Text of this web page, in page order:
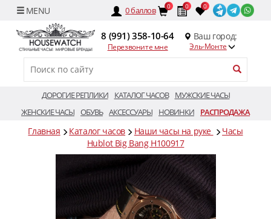
0баллов 0 0 0
8 (991) 358-10-64
Перезвоните мне
Ваш город:
Эль-Монте
ДОРОГИЕ РЕПЛИКИ КАТАЛОГ ЧАСОВ
МУЖСКИЕ ЧАСЫ
ЖЕНСКИЕ ЧАСЫ ОБУВЬ АКСЕССУАРЫ НОВИНКИ РАСПРОДАЖА
Главная Каталог часов Наши часы на руке
Часы
Hublot Big Bang H100917